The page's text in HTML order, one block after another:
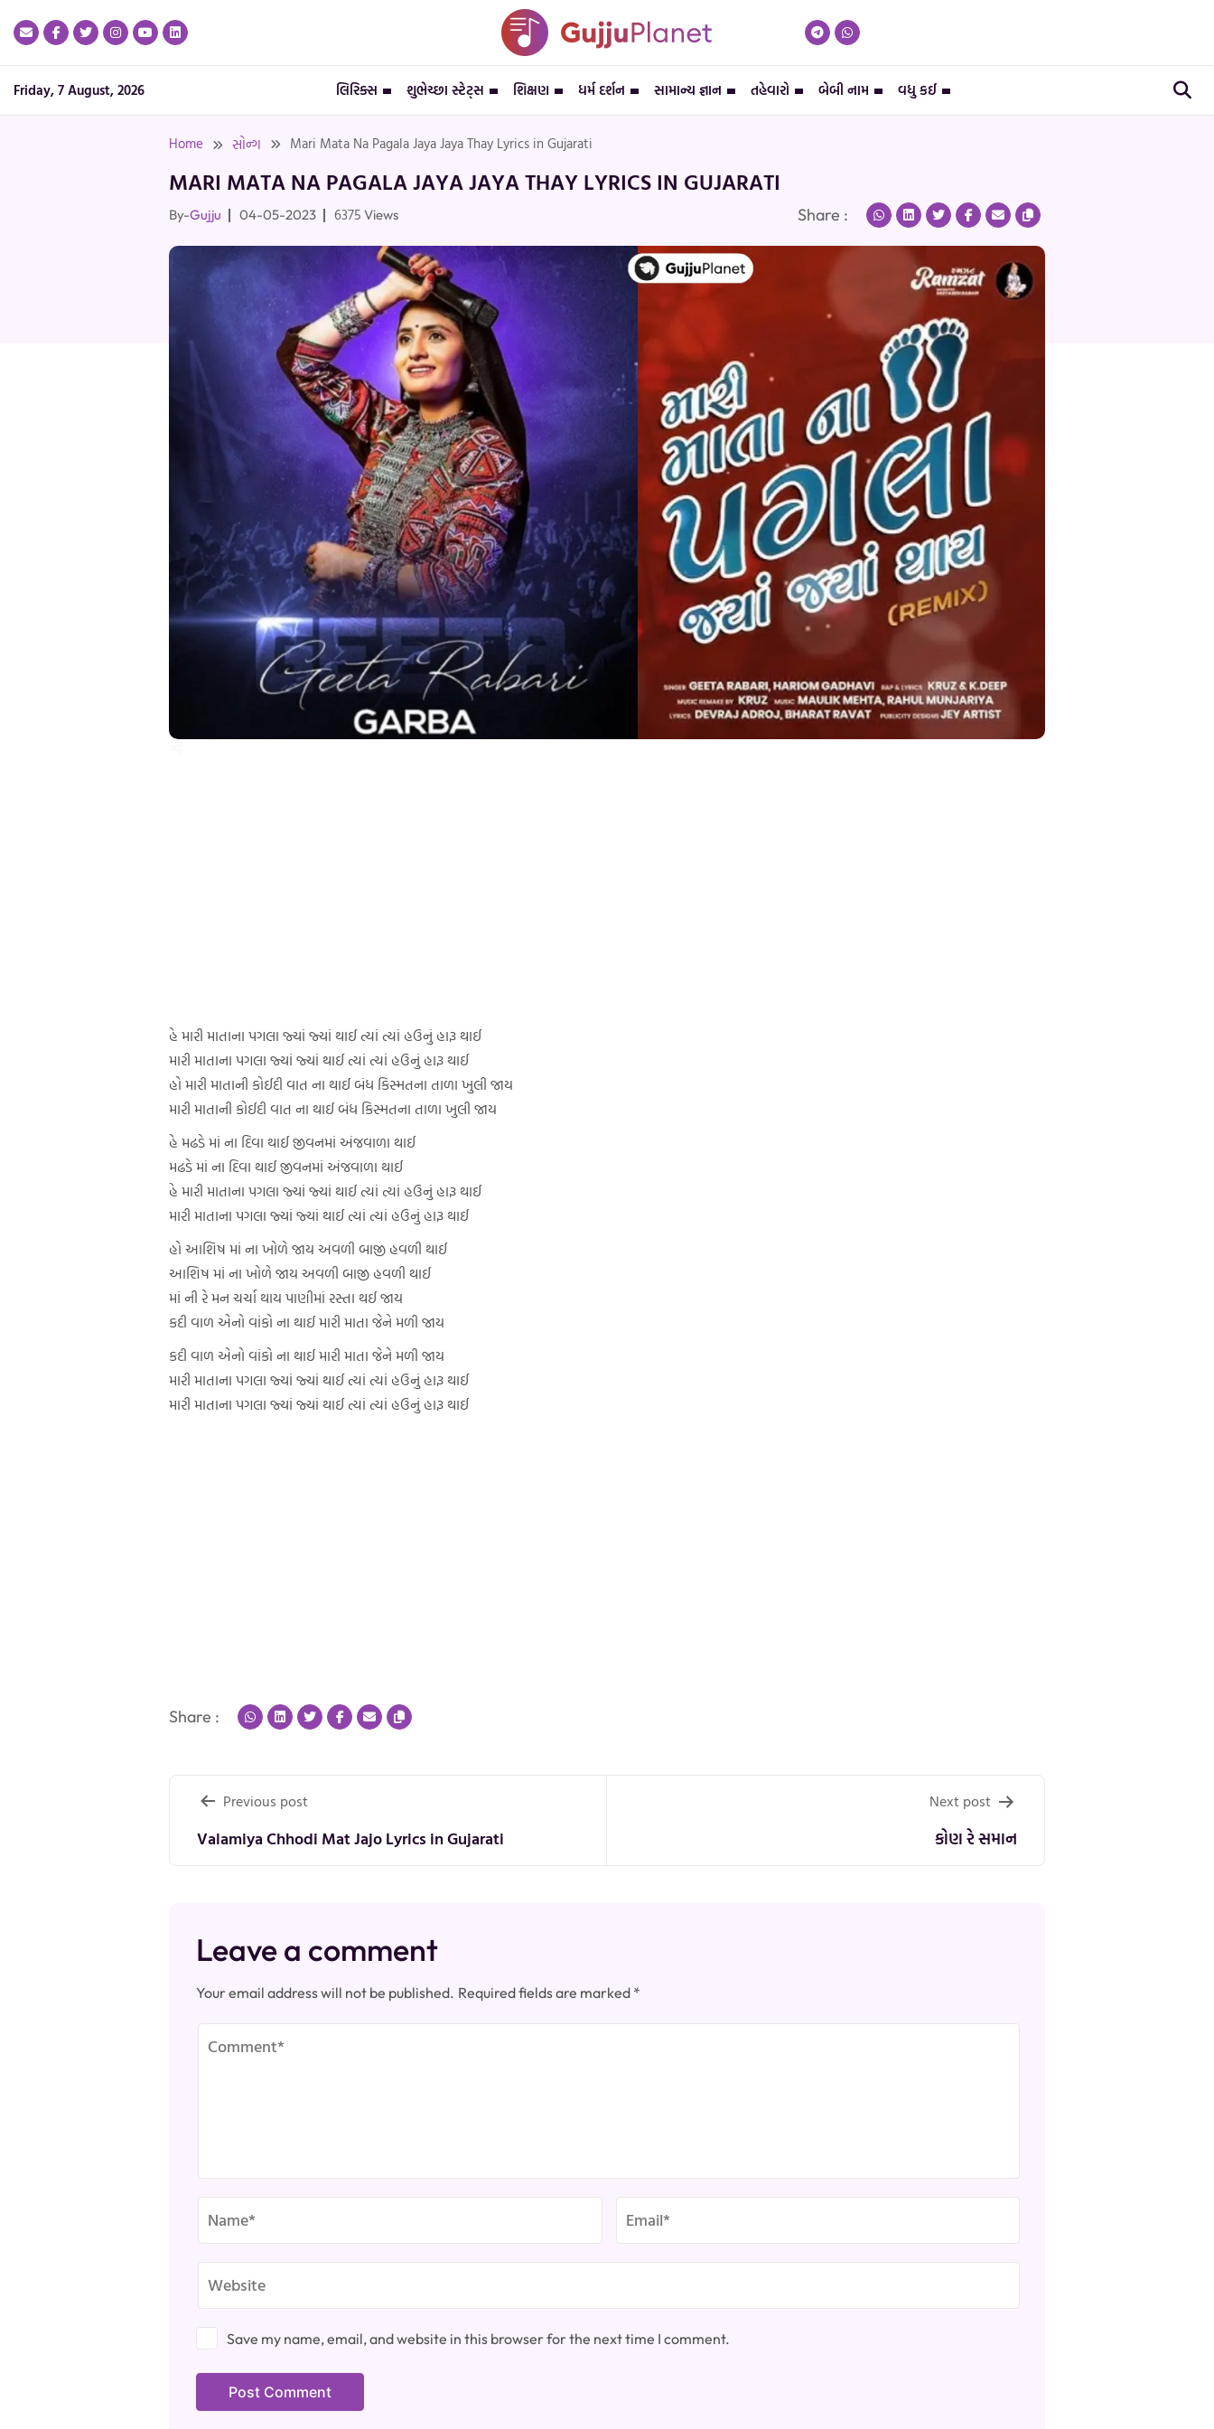
Friday, 7 August, 2026 લિરિક્સ શુભેચ્છા સ્ટેટ્સ શિક્ષણ ધર્મ દર્શન સામાન્ય જ્ઞાન તહેવારો બેબી નામ વધુ કઈ
Home સોન્ગ Mari Mata Na Pagala Jaya Jaya Thay Lyrics in Gujarati
MARI MATA NA PAGALA JAYA JAYA THAY LYRICS IN GUJARATI
By-Gujju 04-05-2023 6375 Views Share :
હે મારી માતાના પગલા જ્યાં જ્યાં થાઈ ત્યાં ત્યાં હઉનું હારૂ થાઈ
મારી માતાના પગલા જ્યાં જ્યાં થાઈ ત્યાં ત્યાં હઉનું હારૂ થાઈ
હો મારી માતાની કોઈદી વાત ના થાઈ બંધ કિસ્મતના તાળા ખુલી જાય
મારી માતાની કોઈદી વાત ના થાઈ બંધ કિસ્મતના તાળા ખુલી જાય
હે મઢડે માં ના દિવા થાઈ જીવનમાં અંજવાળા થાઈ
મઢડે માં ના દિવા થાઈ જીવનમાં અંજવાળા થાઈ
હે મારી માતાના પગલા જ્યાં જ્યાં થાઈ ત્યાં ત્યાં હઉનું હારૂ થાઈ
મારી માતાના પગલા જ્યાં જ્યાં થાઈ ત્યાં ત્યાં હઉનું હારૂ થાઈ
હો આશિષ માં ના ખોળે જાય અવળી બાજી હવળી થાઈ
આશિષ માં ના ખોળે જાય અવળી બાજી હવળી થાઈ
માં ની રે મન ચર્ચા થાય પાણીમાં રસ્તા થઈ જાય
કદી વાળ એનો વાંકો ના થાઈ મારી માતા જેને મળી જાય
કદી વાળ એનો વાંકો ના થાઈ મારી માતા જેને મળી જાય
મારી માતાના પગલા જ્યાં જ્યાં થાઈ ત્યાં ત્યાં હઉનું હારૂ થાઈ
મારી માતાના પગલા જ્યાં જ્યાં થાઈ ત્યાં ત્યાં હઉનું હારૂ થાઈ
Share :
Post
navigation
Previous post
Valamiya Chhodi Mat Jajo Lyrics in Gujarati
Next post
કોણ રે સમાન
Leave a comment
Your email address will not be published. Required fields are marked *
Save my name, email, and website in this browser for the next time I comment.